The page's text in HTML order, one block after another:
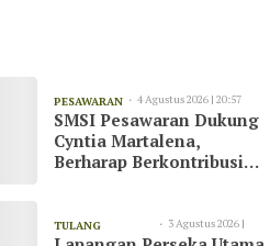
PESAWARAN 4 Agustus 2026 | 20:57
SMSI Pesawaran Dukung
Cyntia Martalena,
Berharap Berkontribusi
TULANG
3 Agustus 2026 |
13:09